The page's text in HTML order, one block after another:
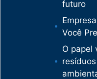
futuro
Você
O papel